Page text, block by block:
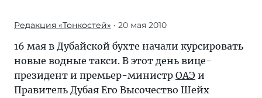
Редакция «Тонкостей» • 20 мая 2010
16 мая в Дубайской бухте начали курсировать
новые водные такси. В этот день вице-
президент и премьер-министр ОАЭ и
Правитель Дубая Его Высочество Шейх